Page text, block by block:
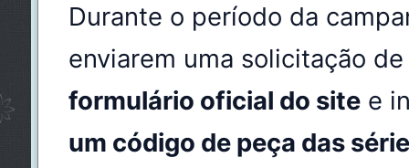
Durante o período da
enviarem uma solicitação
formulário oficial do sitee
um código de peça das